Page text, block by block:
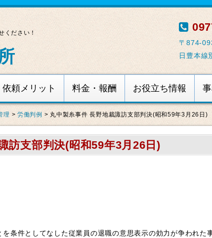
ください！
〒874-
日豊本線
依頼メリット 料金・報酬 お役立ち情報
理 >労働判例 > 丸中製糸事件 長野地裁諏訪支部判決(昭和59年3月26日)
訪支部判決(昭和59年3月26日)
条件としてなした従業員の退職の意思表示の効力が争われた事